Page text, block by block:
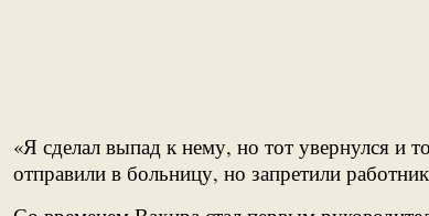
«Я сделал выпад к нему, но тот увернулся и
отправили в больницу, но запретили